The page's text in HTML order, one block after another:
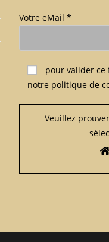
Votre eMail *
Veuillez laisser ce
pour valider
notre politique de
Veuillez